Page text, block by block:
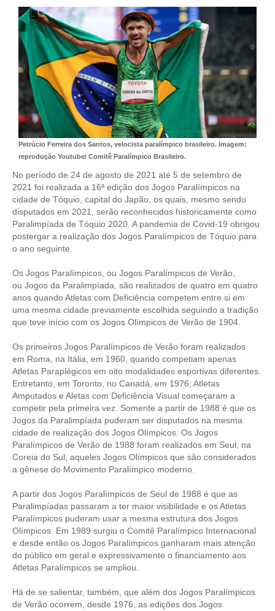
HISTÓRICO E ATUAÇÃO
COMPOSIÇÃO
CONSELHOS ASSESSORES
PERSONALIDADES DA TECNOLOGIA
NÚCLEO DA MULHER ENGENHEIRA
TRANSPARÊNCIA
ACORDOS, CONVENÇÕES E DISSÍDIOS
CONTRIBUIÇÕES
CONTRIBUIÇÃO ASSISTENCIAL
CONTRIBUIÇÃO ASSOCIATIVA OU ANUIDADE DE SÓCIO
CONTRIBUIÇÃO SINDICAL URBANA
REVISÃO DE APOSENTADORIA
FGTS EXPURGOS
FGTS CORREÇÃO
LEGISLAÇÃO
LEI 4.950-A/1966 – PISO SALARIAL
LEI 5.194/1966 – REGULAMENTAÇÃO DA PROFISSÃO
LEI 6.496/1977 – ART
RES 1.002/2002 – CÓDIGO DE ÉTICA
HOMOLOGAÇÕES
PISO SALARIAL
FIQUE POR DENTRO
Petrúcio Ferreira dos Santos, velocista paralímpico brasileiro. Imagem:
reprodução Youtube/ Comitê Paralímpico Brasileiro.
No período de 24 de agosto de 2021 até 5 de setembro de
2021 foi realizada a 16ª edição dos Jogos Paralímpicos na
cidade de Tóquio, capital do Japão, os quais, mesmo sendo
disputados em 2021, serão reconhecidos historicamente como
Paralimpíada de Tóquio 2020. A pandemia de Covid-19 obrigou
postergar a realização dos Jogos Paralímpicos de Tóquio para
o ano seguinte.
Os Jogos Paralímpicos, ou Jogos Paralímpicos de Verão,
ou Jogos da Paralimpíada, são realizados de quatro em quatro
anos quando Atletas com Deficiência competem entre si em
uma mesma cidade previamente escolhida seguindo a tradição
que teve início com os Jogos Olímpicos de Verão de 1904.
Os primeiros Jogos Paralímpicos de Verão foram realizados
em Roma, na Itália, em 1960, quando competiam apenas
Atletas Paraplégicos em oito modalidades esportivas diferentes.
Entretanto, em Toronto, no Canadá, em 1976, Atletas
Amputados e Aletas com Deficiência Visual começaram a
competir pela primeira vez. Somente a partir de 1988 é que os
Jogos da Paralimpíada puderam ser disputados na mesma
cidade de realização dos Jogos Olímpicos. Os Jogos
Paralímpicos de Verão de 1988 foram realizados em Seul, na
Coreia do Sul, aqueles Jogos Olímpicos que são considerados
a gênese do Movimento Paralímpico moderno.
A partir dos Jogos Paralímpicos de Seul de 1988 é que as
Paralimpíadas passaram a ter maior visibilidade e os Atletas
Paralímpicos puderam usar a mesma estrutura dos Jogos
Olímpicos. Em 1989 surgiu o Comitê Paralímpico Internacional
e desde então os Jogos Paralímpicos ganharam mais atenção
do público em geral e expressivamente o financiamento aos
Atletas Paralímpicos se ampliou.
Há de se salientar, também, que além dos Jogos Paralímpicos
de Verão ocorrem, desde 1976, as edições dos Jogos